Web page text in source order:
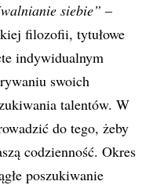
siebie” –
filozofii, tytułowe
indywidualnym
swoich
talentów. W
do tego, żeby
codzienność. Okres
poszukiwanie